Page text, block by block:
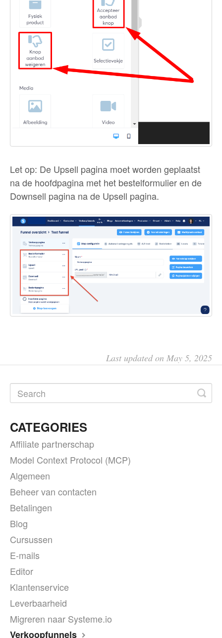
Let op: De Upsell pagina moet worden geplaatst
na de hoofdpagina met het bestelformulier en de
Downsell pagina na de Upsell pagina.
Last updated on May 5, 2025
CATEGORIES
Affiliate partnerschap
Model Context Protocol (MCP)
Algemeen
Beheer van contacten
Betalingen
Blog
Cursussen
E-mails
Editor
Klantenservice
Leverbaarheid
Migreren naar Systeme.io
Verkoopfunnels